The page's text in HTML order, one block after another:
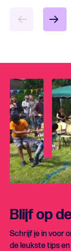
Blijf op
Schrijf je in voor
de leukste tips